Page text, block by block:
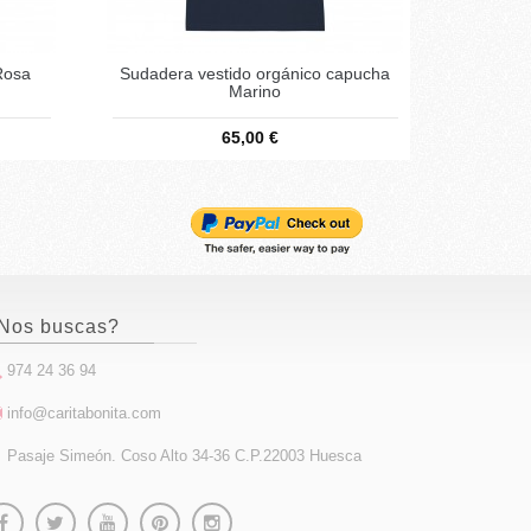
Sudadera vestido orgánico capucha
Marino
65,00 €
buscas?
974 24 36 94
info@caritabonita.com
Pasaje Simeón. Coso Alto 34-36 C.P.22003 Huesca